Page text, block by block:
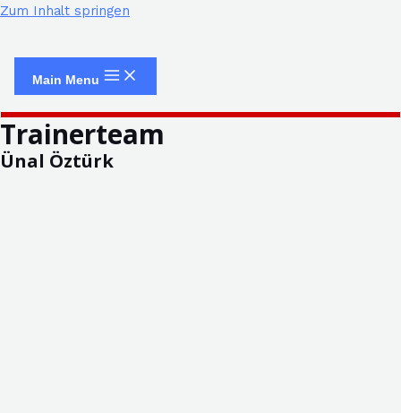
Zum Inhalt springen
Main Menu
Trainerteam
Ünal Öztürk